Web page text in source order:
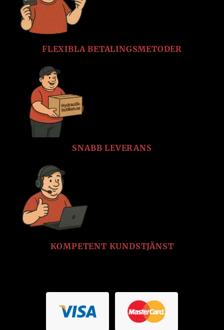
FLEXIBLA BETALINGSMETODER
SNABB LEVERANS
KOMPETENT KUNDSTJÄNST